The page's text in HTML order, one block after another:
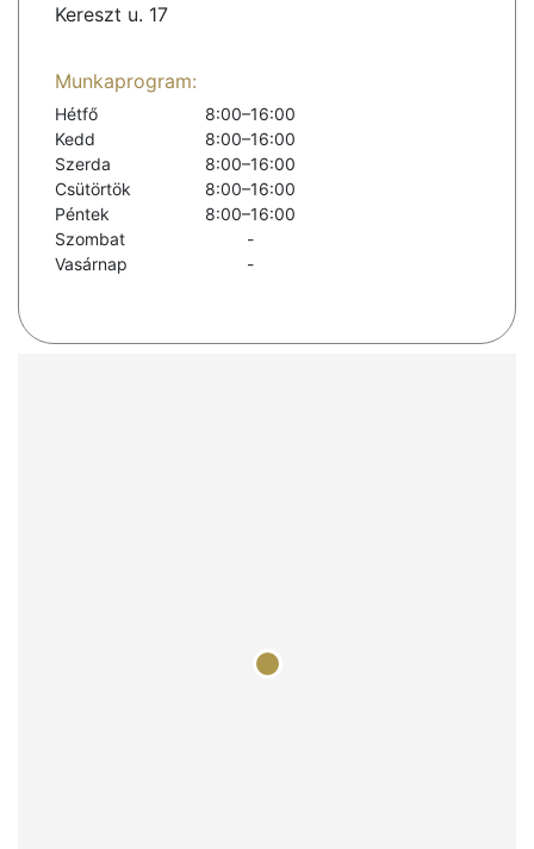
Kereszt u. 17
Munkaprogram:
Hétfő
8:00–16:00
Kedd
8:00–16:00
Szerda
8:00–16:00
Csütörtök
8:00–16:00
Péntek
8:00–16:00
Szombat
-
Vasárnap
-